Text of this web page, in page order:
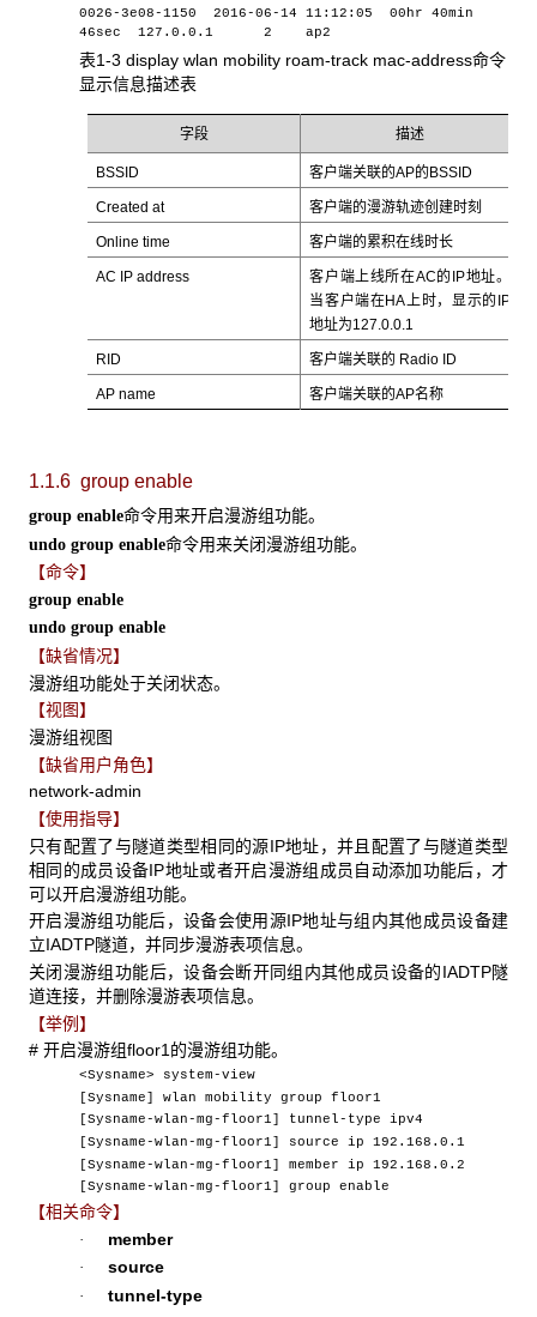
0026-3e08-1150 2016-06-14 11:12:05 00hr 40min
46sec 127.0.0.1 2 ap2
表1-3 display wlan mobility roam-track mac-address命令
显示信息描述表
字段 描述
BSSID 客户端关联的AP的BSSID
Created at 客户端的漫游轨迹创建时刻
Online time 客户端的累积在线时长
AC IP address
客户端上线所在AC的IP地址。
当客户端在HA上时，显示的IP
地址为127.0.0.1
RID 客户端关联的 Radio ID
AP name 客户端关联的AP名称
1.1.6 group enable
group enable命令用来开启漫游组功能。
undo group enable命令用来关闭漫游组功能。
【命令】
group enable
undo group enable
【缺省情况】
漫游组功能处于关闭状态。
【视图】
漫游组视图
【缺省用户角色】
network-admin
【使用指导】
只有配置了与隧道类型相同的源IP地址，并且配置了与隧道类型
相同的成员设备IP地址或者开启漫游组成员自动添加功能后，才
可以开启漫游组功能。
开启漫游组功能后，设备会使用源IP地址与组内其他成员设备建
立IADTP隧道，并同步漫游表项信息。
关闭漫游组功能后，设备会断开同组内其他成员设备的IADTP隧
道连接，并删除漫游表项信息。
【举例】
# 开启漫游组floor1的漫游组功能。
<Sysname> system-view
[Sysname] wlan mobility group floor1
[Sysname-wlan-mg-floor1] tunnel-type ipv4
[Sysname-wlan-mg-floor1] source ip 192.168.0.1
[Sysname-wlan-mg-floor1] member ip 192.168.0.2
[Sysname-wlan-mg-floor1] group enable
【相关命令】
· member
· source
· tunnel-type